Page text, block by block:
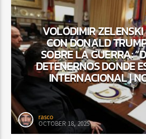
VOLODIMIR ZELENSKI
CON DONALD
SOBRE LA GUERRA:
DETENERNOS DONDE
INTERNACIONAL |
rasco
OCTOBER 18, 2025